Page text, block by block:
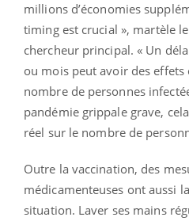
millions d’économies
timing est crucial », martèle
chercheur principal. « Un
ou mois peut avoir des effets
nombre de personnes
pandémie grippale grave,
réel sur le nombre de
Outre la vaccination, des
médicamenteuses ont aussi
situation. Laver ses mains